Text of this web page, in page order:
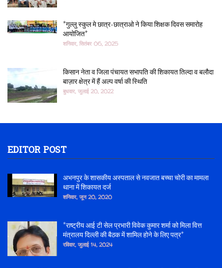
*गुल्लु स्कुल मे छात्र-छात्राओ ने किया शिक्षक दिवस समारोह
आयोजित*
शनिवार, सितंबर 06, 2025
किसान नेता व जिला पंचायत सभापति की शिकायत तिल्दा व बलौदा
बाज़ार क्षेत्र में हैं अल्प वर्षा की स्थिति
बुधवार, जुलाई 20, 2022
EDITOR POST
अभनपुर के शासकीय अस्पताल से नवजात बच्चा चोरी का मामला
थाना में शिकायत दर्ज
शनिवार, जून 20, 2020
*राष्ट्रीय आई टी सेल प्रभारी विवेक कुमार शर्मा को मिला वित्त
मंत्रालय दिल्ली की बैठक में शामिल होने के लिए पत्र*
रविवार, जुलाई 14, 2024